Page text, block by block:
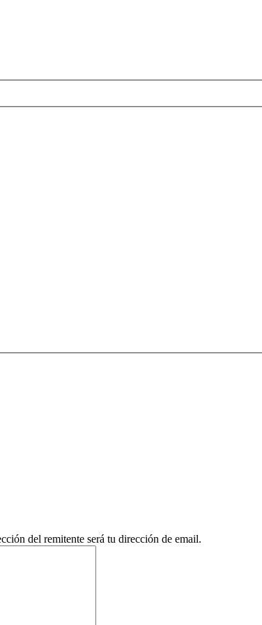
del remitente será tu dirección de email.